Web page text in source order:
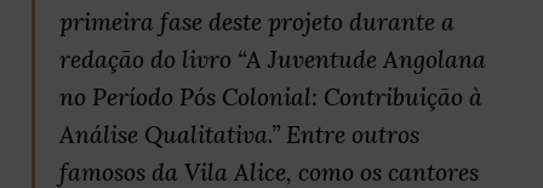
primeira fase deste projeto durante a
redação do livro “A Juventude Angolana
no Período Pós Colonial: Contribuição à
Análise Qualitativa.” Entre outros
famosos da Vila Alice, como os cantores